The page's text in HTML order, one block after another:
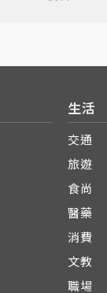
生活
交通
旅遊
食尚
醫藥
消費
文教
職場